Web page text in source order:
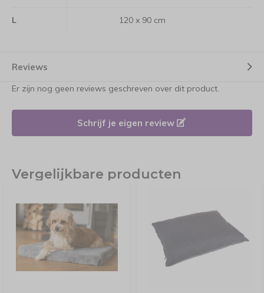
L 120 x 90 cm
Reviews
Er zijn nog geen reviews geschreven over dit product.
Schrijf je eigen review
Vergelijkbare producten